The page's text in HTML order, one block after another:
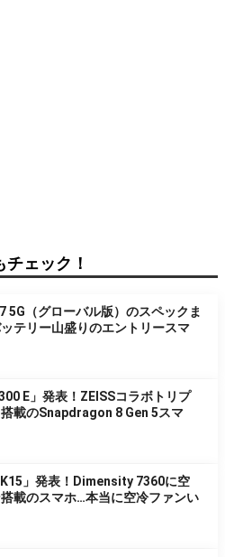
ェック！
5G（グローバル版）のスペックま
テリー山盛りのエントリースマ
E」発表！ZEISSコラボトリプ
載のSnapdragon 8 Gen 5スマ
K15」発表！Dimensity 7360に空
載のスマホ…本当に空冷ファンい